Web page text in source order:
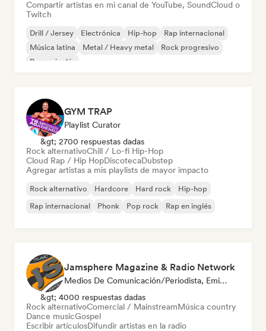
Compartir artistas en mi canal de YouTube, SoundCloud o
Twitch
Drill / Jersey Electrónica Hip-hop
Rap internacional
Música latina
Metal / Heavy metal
Rock progresivo
Rap en inglés
GYM TRAP
Playlist Curator
&gt; 2700 respuestas dadas
Rock alternativoChill / Lo-fi Hip-Hop
Cloud Rap / Hip HopDiscotecaDubstep
Agregar artistas a mis playlists de mayor impacto
Rock alternativo Hardcore Hard rock
Hip-hop
Rap internacional
Phonk Pop rock Rap en inglés
Jamsphere Magazine & Radio Network
Medios De Comunicación/Periodista, Emisoras De Radio
&gt; 4000 respuestas dadas
Rock alternativoComercial / MainstreamMúsica country
Dance musicGospel
Escribir artículosDifundir artistas en la radio